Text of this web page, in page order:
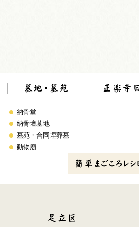
納骨堂
納骨壇墓地
墓苑・合同埋葬墓
動物廟